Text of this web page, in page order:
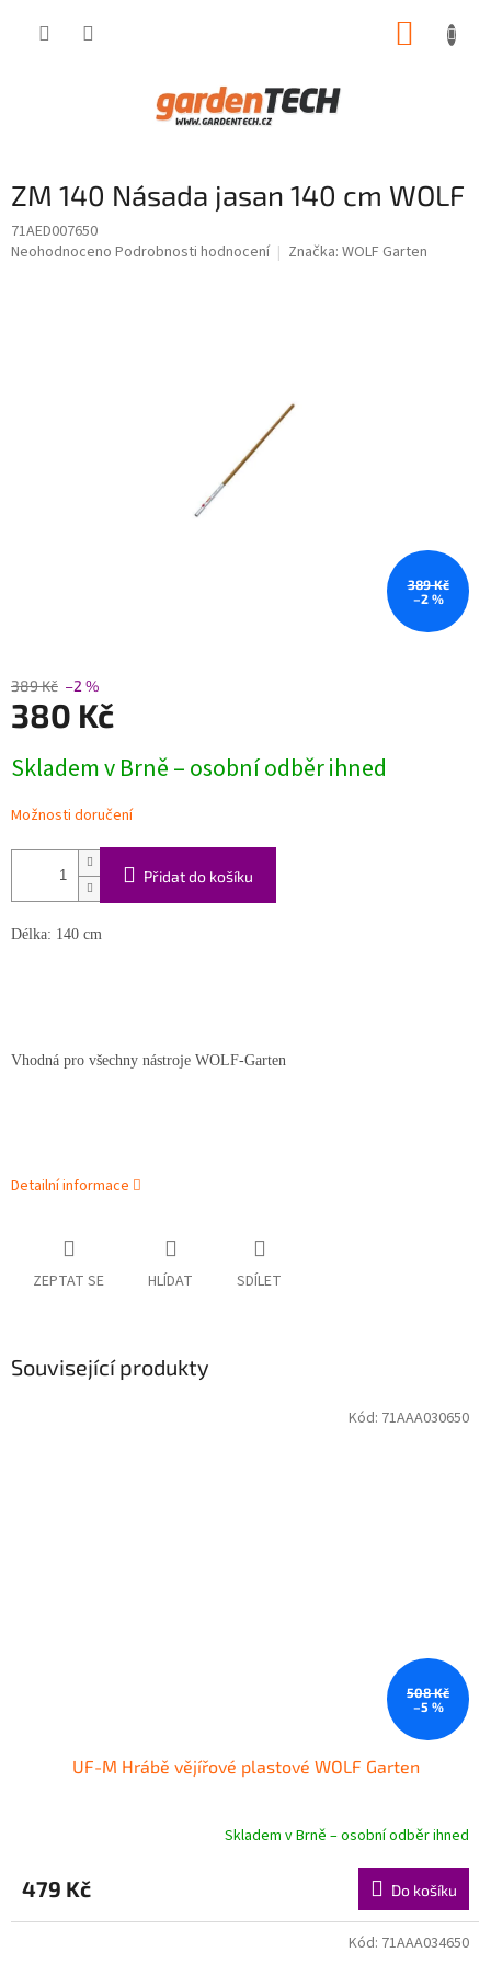
ZM 140 Násada jasan 140 cm WOLF
71AED007650
Průměrné
Neohodnoceno Podrobnosti hodnocení Značka: WOLF Garten
389 Kč
–2 %
389 Kč –2 %
380 Kč
cena:
Skladem v Brně – osobní odběr ihned
Možnosti doručení
Přidat do košíku
Délka: 140 cm
Vhodná pro všechny nástroje WOLF-Garten
Detailní informace
ZEPTAT SE HLÍDAT SDÍLET
Související produkty
508 Kč
–5 %
UF-M Hrábě vějířové plastové WOLF Garten
Skladem v Brně – osobní odběr ihned
479 Kč Do košíku
Kód: 71AAA030650
Kód: 71AAA034650